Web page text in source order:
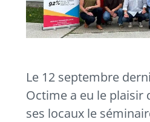
Le 12 septembre
Octime a eu le plaisir
ses locaux le